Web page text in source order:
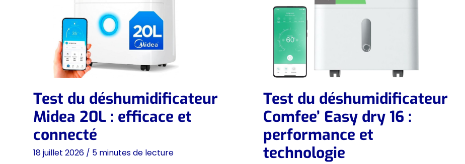
Test du déshumidificateur
Midea 20L : efficace et
connecté
18 juillet 2026 / 5 minutes de lecture
Test du déshumidificateur
Comfee’ Easy dry 16 :
performance et
technologie